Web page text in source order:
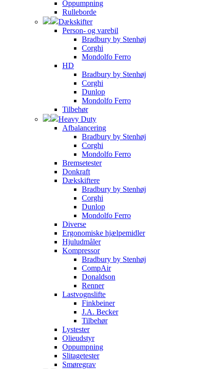
Oppumpning
Rulleborde
Dækskifter
Person- og varebil
Bradbury by Stenhøj
Corghi
Mondolfo Ferro
HD
Bradbury by Stenhøj
Corghi
Dunlop
Mondolfo Ferro
Tilbehør
Heavy Duty
Afbalancering
Bradbury by Stenhøj
Corghi
Mondolfo Ferro
Bremsetester
Donkraft
Dækskiftere
Bradbury by Stenhøj
Corghi
Dunlop
Mondolfo Ferro
Diverse
Ergonomiske hjælpemidler
Hjuludmåler
Kompressor
Bradbury by Stenhøj
CompAir
Donaldson
Renner
Lastvognslifte
Finkbeiner
J.A. Becker
Tilbehør
Lystester
Olieudstyr
Oppumpning
Slitagetester
Smøregrav